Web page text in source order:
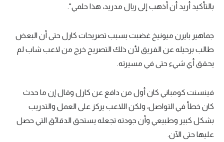
بالتأكيد أريد أن أذهب إلى ريال مدريد، هذا حلمي".
جماهير بايرن ميونيخ غضبت بسبب تصريحات كارل حتى أن البعض
طالب برحيله عن الفريق لأن ذلك التصريح خرج من لاعب شاب لم
يحقق أي شيء حتى في مسيرته.
فينسنت كومباني كان أول من دافع عن كارل وقال إن ما حدث
كان خطأ في التواصل، ولكن اللاعب يركز على العمل والتدريب
بشكل كبير وطبيعي وأن جودته تجعله يستحق الدقائق التي حصل
عليها حتى الآن.